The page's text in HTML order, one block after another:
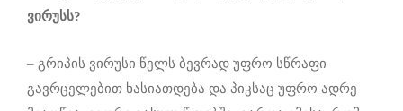
ვირუსს?
– გრიპის ვირუსი წელს ბევრად უფრო სწრაფი
გავრცელებით ხასიათდება და პიკსაც უფრო ადრე